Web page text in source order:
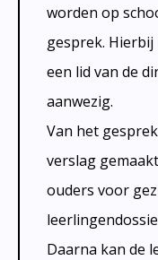
worden op
gesprek.
een lid van de
aanwezig.
Van het
verslag
ouders voor
Daarna kan de